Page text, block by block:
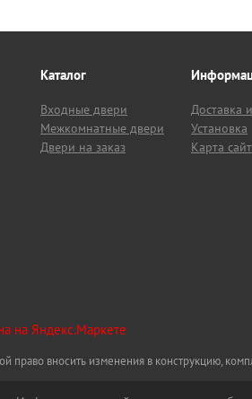
Каталог
Входные двери
Межкомнатные двери
Двери на заказ
Доставка
Установка
Карта
право вносить изменения в конструкцию,